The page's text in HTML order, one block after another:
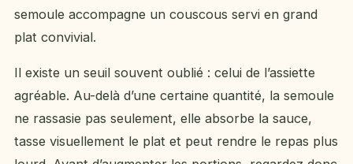
semoule accompagne un couscous servi en grand
plat convivial.
Il existe un seuil souvent oublié : celui de l’assiette
agréable. Au-delà d’une certaine quantité, la semoule
ne rassasie pas seulement, elle absorbe la sauce,
tasse visuellement le plat et peut rendre le repas plus